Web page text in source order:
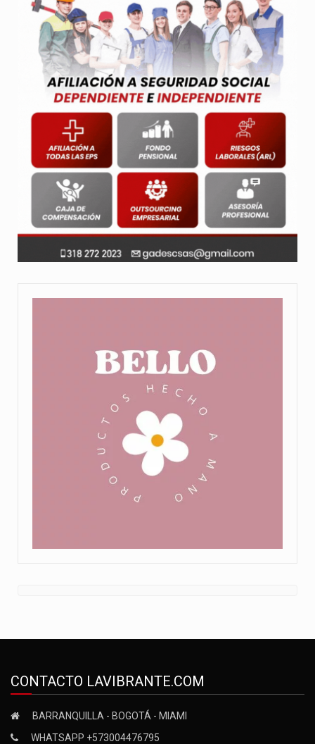
CONTACTO LAVIBRANTE.COM
BARRANQUILLA - BOGOTÁ - MIAMI
WHATSAPP +573004476795